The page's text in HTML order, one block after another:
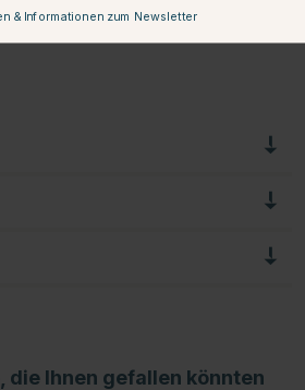
die Ihnen gefallen könnten
& Informationen zum Newsletter